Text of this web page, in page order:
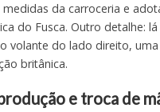
da carroceria e
do Fusca. Outro detalhe:
volante do lado direito, uma
britânica.
e troca de